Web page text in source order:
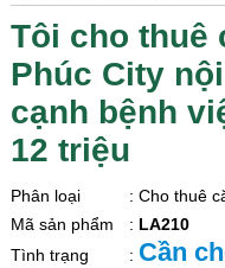
Tôi cho thuê
Phúc City
cạnh bệnh
12 triệu
Phân loại
: Cho thuê
Mã sản phẩm
: LA210
Tình trạng
: Cần